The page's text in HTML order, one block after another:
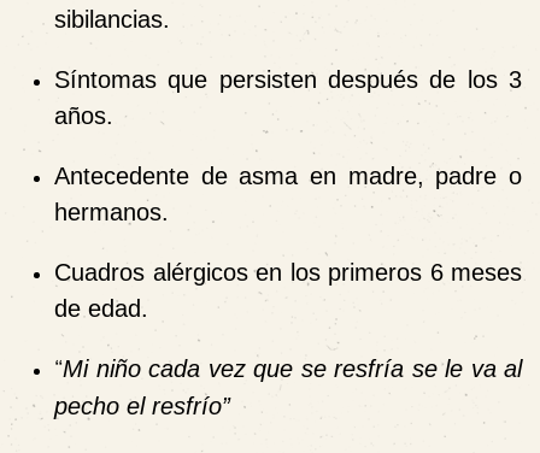
sibilancias.
Síntomas que persisten después de los 3
años.
Antecedente de asma en madre, padre o
hermanos.
Cuadros alérgicos en los primeros 6 meses
de edad.
“Mi niño cada vez que se resfría se le va al
pecho el resfrío”